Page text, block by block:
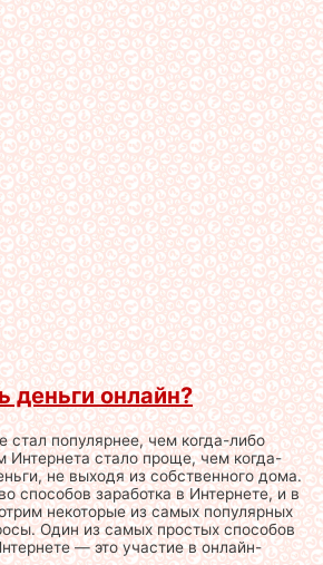
деньги онлайн?
стал популярнее, чем когда-либо
стало проще, чем когда-
не выходя из собственного дома.
способов заработка в Интернете, и в
некоторые из самых популярных
Один из самых простых способов
— это участие в онлайн-